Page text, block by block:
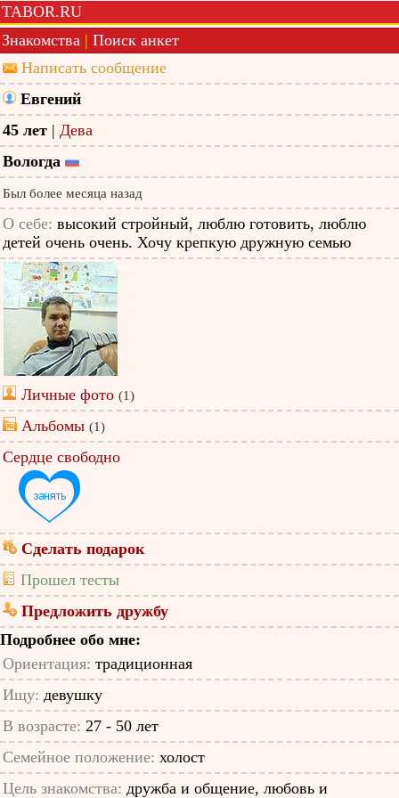
TABOR.RU
Знакомства | Поиск анкет
Написать сообщение
Евгений
45 лет | Дева
Вологда
Был более месяца назад
О себе: высокий стройный, люблю готовить, люблю
детей очень очень. Хочу крепкую дружную семью
Личные фото (1)
Альбомы (1)
Сердце свободно
Сделать подарок
Прошел тесты
Предложить дружбу
Подробнее обо мне:
Ориентация: традиционная
Ищу: девушку
В возрасте: 27 - 50 лет
Семейное положение: холост
Цель знакомства: дружба и общение, любовь и